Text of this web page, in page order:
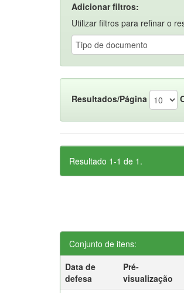
Adicionar filtros:
Utilizar filtros para refinar o
Resultados/Página
Resultado 1-1 de 1.
Conjunto de itens:
Data de
defesa
Pré-
visualização